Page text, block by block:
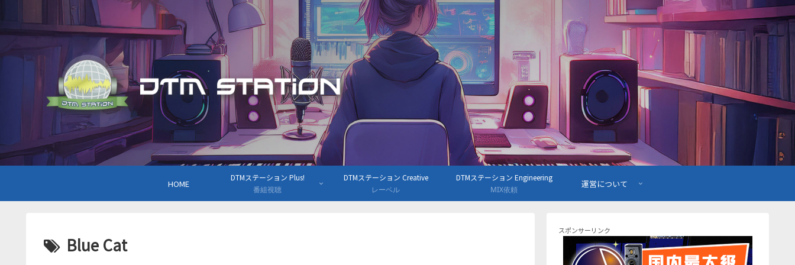
HOME
DTMステーション Plus!
番組視聴
DTMステーション Creative
レーベル
DTMステーション Engineering
MIX依頼
運営について
Blue Cat
スポンサーリンク